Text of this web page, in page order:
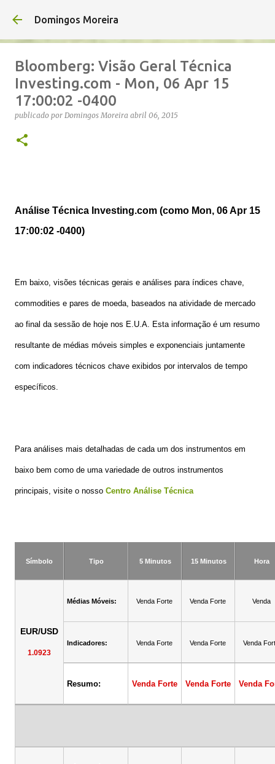
Domingos Moreira
Bloomberg: Visão Geral Técnica
Investing.com - Mon, 06 Apr 15
17:00:02 -0400
publicado por Domingos Moreira abril 06, 2015
Análise Técnica Investing.com (como Mon, 06 Apr 15
17:00:02 -0400)
Em baixo, visões técnicas gerais e análises para índices chave,
commodities e pares de moeda, baseados na atividade de mercado
ao final da sessão de hoje nos E.U.A. Esta informação é um resumo
resultante de médias móveis simples e exponenciais juntamente
com indicadores técnicos chave exibidos por intervalos de tempo
específicos.
Para análises mais detalhadas de cada um dos instrumentos em
baixo bem como de uma variedade de outros instrumentos
principais, visite o nosso Centro Análise Técnica
Símbolo Tipo 5 Minutos 15 Minutos Hora
EUR/USD
1.0923
Médias Móveis: Venda Forte Venda Forte Venda
Indicadores: Venda Forte Venda Forte Venda
Resumo: Venda Forte Venda Forte Venda